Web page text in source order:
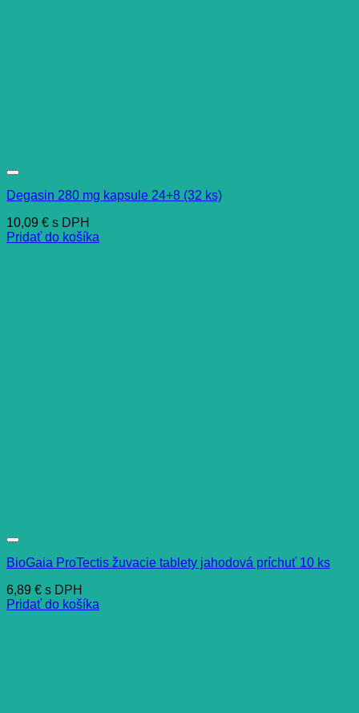
Degasin 280 mg kapsule 24+8 (32 ks)
10,09 € s DPH
Pridať do košíka
BioGaia ProTectis žuvacie tablety jahodová príchuť 10 ks
6,89 € s DPH
Pridať do košíka